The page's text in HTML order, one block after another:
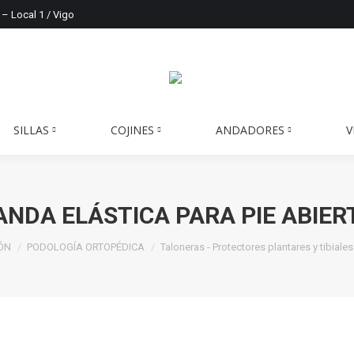
– Local 1 / Vigo
SILLAS COJINES ANDADORES
ELÁSTICA PARA PIE
PODOLOGÍA ORTOPÉDICA Taloneras - Protectores plantares y tibiales